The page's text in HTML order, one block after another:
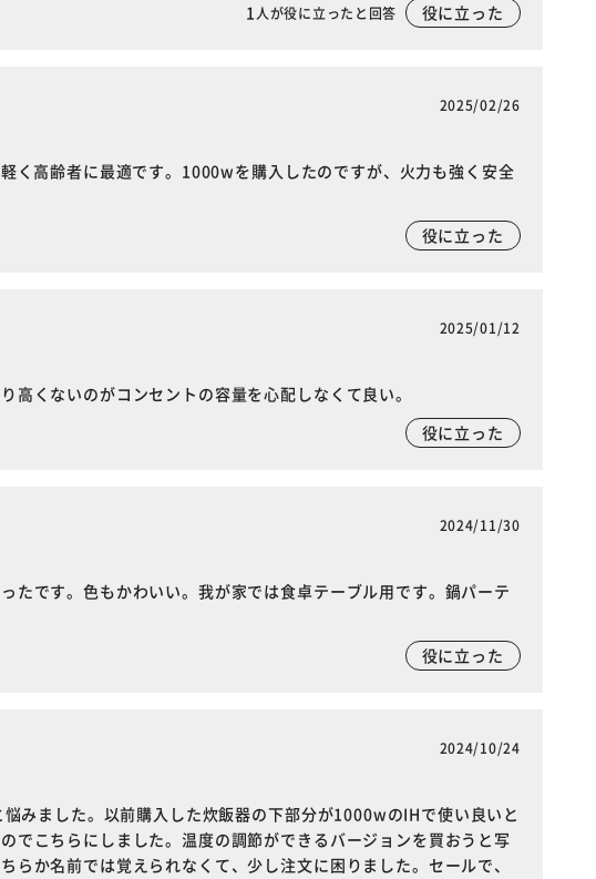
1 人が役に立ったと回答 役に立った
2025/02/26
く高齢者に最適です。1000wを購入したのですが、火力も強く安全
役に立った
2025/01/12
くないのがコンセントの容量を心配しなくて良い。
役に立った
2024/11/30
たです。色もかわいい。我が家では食卓テーブル用です。鍋パーテ
役に立った
2024/10/24
みました。以前購入した炊飯器の下部分が1000wのIHで使い良いと
でこちらにしました。温度の調節ができるバージョンを買おうと写
か名前では覚えられなくて、少し注文に困りました。セールで、